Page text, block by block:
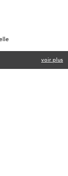
voir plus